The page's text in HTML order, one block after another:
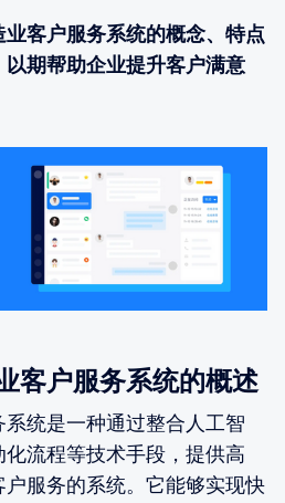
业客户服务系统的概念、特点
期帮助企业提升客户满意
客户服务系统的概述
统是一种通过整合人工智
流程等技术手段，提供高
服务的系统。它能够实现快